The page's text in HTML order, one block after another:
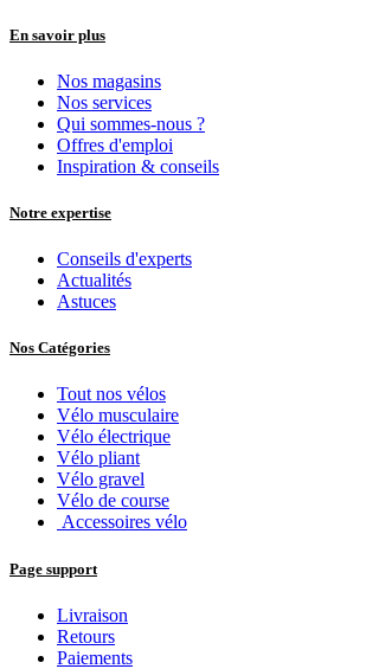
En savoir plus
Nos magasins
Nos services
Qui sommes-nous ?
Offres d'emploi
Inspiration & conseils
Notre expertise
Conseils d'experts
Actualités
Astuces
Nos Catégories
Tout nos vélos
Vélo musculaire
Vélo électrique
Vélo pliant
Vélo gravel
Vélo de course
Accessoires vélo
Page support
Livraison
Retours
Paiements